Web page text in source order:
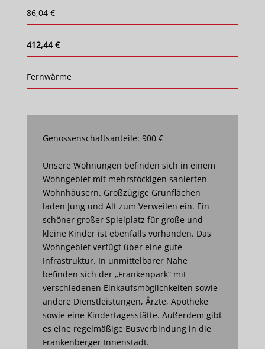
86,04 €
412,44 €
Fernwärme
Genossenschaftsanteile: 900 €
Unsere Wohnungen befinden sich in einem
Wohngebiet mit mehrstöckigen sanierten
Wohnhäusern. Großzügige Grünflächen
laden Jung und Alt zum Verweilen ein. Ein
schöner großer Spielplatz für große und
kleine Kinder ist ebenfalls vorhanden. Das
Wohngebiet verfügt über eine gute
Infrastruktur. In unmittelbarer Nähe
befinden sich der „Frankenpark“ mit
verschiedenen Einkaufsmöglichkeiten sowie
andere Dienstleistungen, Ärzte, Apotheke
sowie eine Kindertagesstätte. Außerdem gibt
es eine regelmäßige Busverbindung in die
Frankenberger Innenstadt.